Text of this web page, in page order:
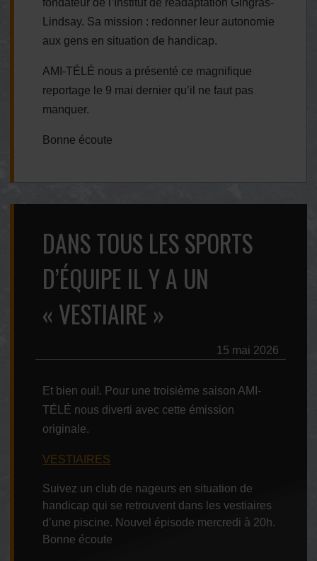
fondateur de l’Institut de réadaptation Gingras-
Lindsay. Sa mission : redonner leur autonomie
aux gens en situation de handicap.
AMI-TÉLÉ nous a présenté ce magnifique
reportage le 9 mai dernier qu’il ne faut pas
manquer.
Bonne écoute
DANS TOUS LES SPORTS
D’ÉQUIPE IL Y A UN
« VESTIAIRE »
15 mai 2026
Et bien oui!. Pour une troisième saison AMI-
TÉLÉ nous diverti avec cette émission
originale.
VESTIAIRES
Suivez un club de nageurs en situation de
handicap qui se retrouvent dans les vestiaires
d’une piscine. Nouvel épisode mercredi à 20h.
Bonne écoute